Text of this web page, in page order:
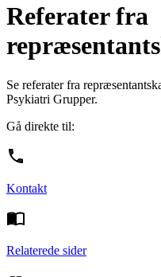
Referater fra
Se referater fra
Psykiatri Grupper.
Gå direkte til:
Kontakt
Relaterede sider